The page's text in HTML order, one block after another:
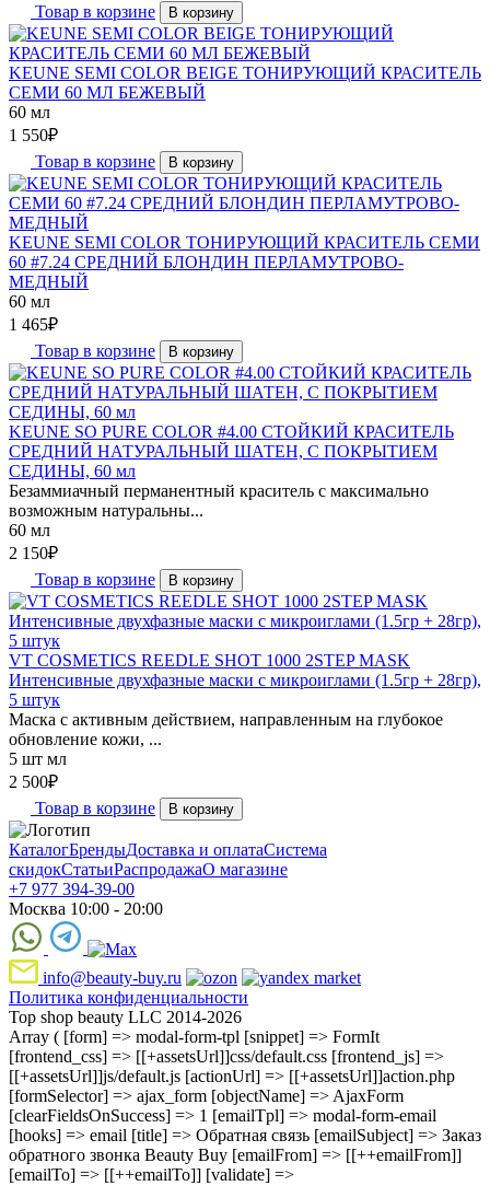
Товар в корзине
В корзину
KEUNE SEMI COLOR BEIGE ТОНИРУЮЩИЙ КРАСИТЕЛЬ
СЕМИ 60 МЛ БЕЖЕВЫЙ
60 мл
1 550₽
Товар в корзине
В корзину
KEUNE SEMI COLOR ТОНИРУЮЩИЙ КРАСИТЕЛЬ СЕМИ
60 #7.24 СРЕДНИЙ БЛОНДИН ПЕРЛАМУТРОВО-
МЕДНЫЙ
60 мл
1 465₽
Товар в корзине
В корзину
KEUNE SO PURE COLOR #4.00 СТОЙКИЙ КРАСИТЕЛЬ
СРЕДНИЙ НАТУРАЛЬНЫЙ ШАТЕН, С ПОКРЫТИЕМ
СЕДИНЫ, 60 мл
Безаммиачный перманентный краситель с максимально
возможным натуральны...
60 мл
2 150₽
Товар в корзине
В корзину
VT COSMETICS REEDLE SHOT 1000 2STEP MASK
Интенсивные двухфазные маски с микроиглами (1.5гр + 28гр),
5 штук
Маска с активным действием, направленным на глубокое
обновление кожи, ...
5 шт мл
2 500₽
Товар в корзине
В корзину
КаталогБрендыДоставка и оплатаСистема
скидокСтатьиРаспродажаО магазине
+7 977 394-39-00
Москва 10:00 - 20:00
info@beauty-buy.ru
Политика конфиденциальности
Top shop beauty LLC 2014-2026
Array ( [form] => modal-form-tpl [snippet] => FormIt
[frontend_css] => [[+assetsUrl]]css/default.css [frontend_js] =>
[[+assetsUrl]]js/default.js [actionUrl] => [[+assetsUrl]]action.php
[formSelector] => ajax_form [objectName] => AjaxForm
[clearFieldsOnSuccess] => 1 [emailTpl] => modal-form-email
[hooks] => email [title] => Обратная связь [emailSubject] => Заказ
обратного звонка Beauty Buy [emailFrom] => [[++emailFrom]]
[emailTo] => [[++emailTo]] [validate] =>